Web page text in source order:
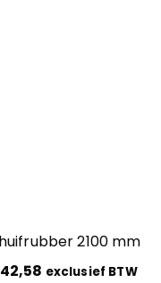
2100 mm
42,58 exclusief BTW